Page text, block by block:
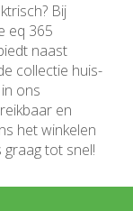
Bij
eq 365
naast
collectie huis-
ons
en
het winkelen
tot snel!